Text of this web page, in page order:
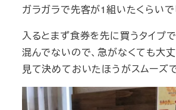
ガラガラで先客が1組いたくらいで
入るとまず食券を先に買うタイプで
混んでないので、急がなくても大
見て決めておいたほうがスムーズ